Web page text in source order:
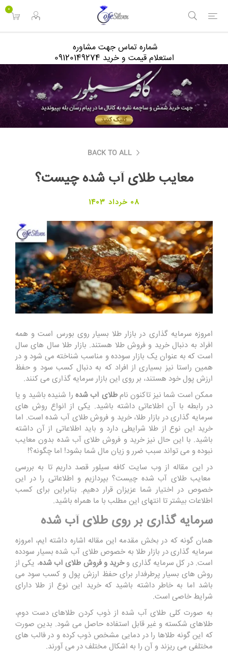
0
شماره تماس جهت مشاوره
استعلام قیمت و خرید 09120149274
BACK TO ALL
معایب طلای آب شده چیست؟
08 خرداد 1403
امروزه سرمایه گذاری در بازار طلا بسیار روی بورس است و همه
افراد به دنبال خرید و فروش طلا هستند. بازار طلا سال های سال
است که به عنوان یک بازار سودده و مناسب شناخته می شود و در
همین راستا نیز بسیاری از افراد که به دنبال کسب سود و حفظ
ارزش پول خود هستند، بر روی این بازار سرمایه گذاری می کنند.
ممکن است شما نیز تاکنون نامطلای آب شده را شنیده باشید و یا
در رابطه با آن اطلاعاتی داشته باشید. یکی از انواع روش های
سرمایه گذاری در بازار طلا، خرید و فروش طلای آب شده است. اما
خرید این نوع از طلا شرایطی دارد و باید اطلاعاتی از آن داشته
باشید. با این حال نیز خرید و فروش طلای آب شده بدون معایب
نبوده و می تواند سبب ضرر و زیان مال شما بشود! اما چگونه؟!
در این مقاله از وب سایت کافه سیلور قصد داریم تا به بررسی
معایب طلای آب شده چیست؟ بپردازیم و اطلاعاتی را در این
خصوص در اختیار شما عزیزان قرار دهیم. بنابراین برای کسب
اطلاعات بیشتر تا انتهای این مطلب با ما همراه باشید.
سرمایه گذاری بر روی طلای آب شده
همان گونه که در بخش مقدمه این مقاله اشاره داشته ایم، امروزه
سرمایه گذاری در بازار طلا به خصوص طلای آب شده بسیار سودده
است. در کل سرمایه گذاری وخرید و فروش طلای آب شده، یکی از
روش های بسیار پرطرفدار برای حفظ ارزش پول و کسب سود می
باشد اما به خاطر داشته باشید که خرید این نوع از طلا دارای
شرایط خاصی است.
به صورت کلی طلای آب شده از ذوب کردن طلاهای دست دوم،
طلاهای شکسته و غیر قابل استفاده حاصل می شود. بدین صورت
که این گونه طلاها را در دمایی مشخص ذوب کرده و در فالب های
مختلفی می ریزند و آن را به اشکال مختلف در می آورند.